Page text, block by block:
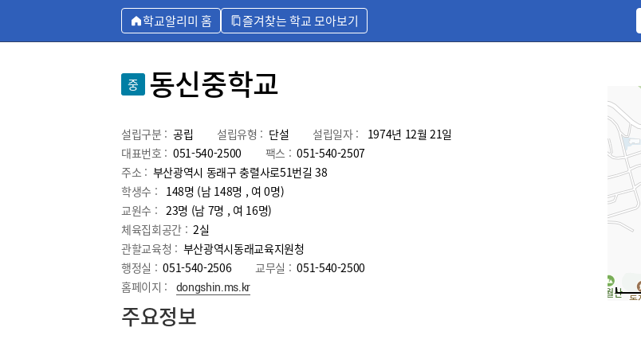
학교알리미 홈 즐겨찾는 학교 모아보기
중 동신중학교
설립구분 : 공립 설립유형 : 단설 설립일자 :
1974년 12월 21일
대표번호 : 051-540-2500 팩스 : 051-540-2507
주소 : 부산광역시 동래구 충렬사로51번길 38
학생수 : 148명 (남 148명 , 여 0명)
교원수 : 23명 (남 7명 , 여 16명)
체육집회공간 : 2실
관할교육청 : 부산광역시동래교육지원청
행정실 : 051-540-2506 교무실 : 051-540-2500
홈페이지 :
dongshin.ms.kr
주요정보